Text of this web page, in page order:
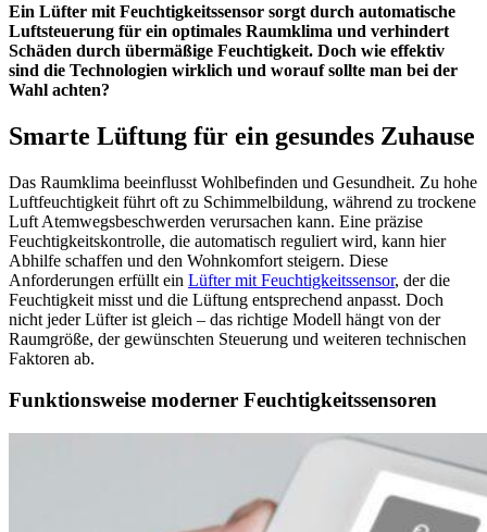
Ein Lüfter mit Feuchtigkeitssensor sorgt durch automatische
Luftsteuerung für ein optimales Raumklima und verhindert
Schäden durch übermäßige Feuchtigkeit. Doch wie effektiv
sind die Technologien wirklich und worauf sollte man bei der
Wahl achten?
Smarte Lüftung für ein gesundes Zuhause
Das Raumklima beeinflusst Wohlbefinden und Gesundheit. Zu hohe
Luftfeuchtigkeit führt oft zu Schimmelbildung, während zu trockene
Luft Atemwegsbeschwerden verursachen kann. Eine präzise
Feuchtigkeitskontrolle, die automatisch reguliert wird, kann hier
Abhilfe schaffen und den Wohnkomfort steigern. Diese
Anforderungen erfüllt ein Lüfter mit Feuchtigkeitssensor, der die
Feuchtigkeit misst und die Lüftung entsprechend anpasst. Doch
nicht jeder Lüfter ist gleich – das richtige Modell hängt von der
Raumgröße, der gewünschten Steuerung und weiteren technischen
Faktoren ab.
Funktionsweise moderner Feuchtigkeitssensoren